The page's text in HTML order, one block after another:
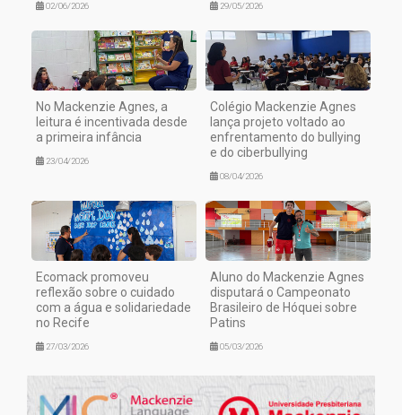
02/06/2026 29/05/2026
No Mackenzie Agnes, a
leitura é incentivada desde
a primeira infância
23/04/2026
Colégio Mackenzie Agnes
lança projeto voltado ao
enfrentamento do bullying
e do ciberbullying
08/04/2026
Ecomack promoveu
reflexão sobre o cuidado
com a água e solidariedade
no Recife
27/03/2026
Aluno do Mackenzie Agnes
disputará o Campeonato
Brasileiro de Hóquei sobre
Patins
05/03/2026